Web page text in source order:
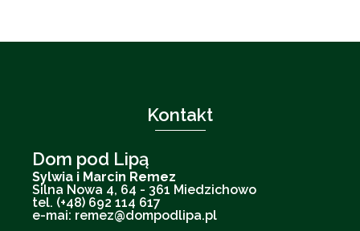
Kontakt
Dom pod Lipą
Sylwia i Marcin Remez
Silna Nowa 4, 64 - 361 Miedzichowo
tel. (+48) 692 114 617
e-mai: remez@dompodlipa.pl